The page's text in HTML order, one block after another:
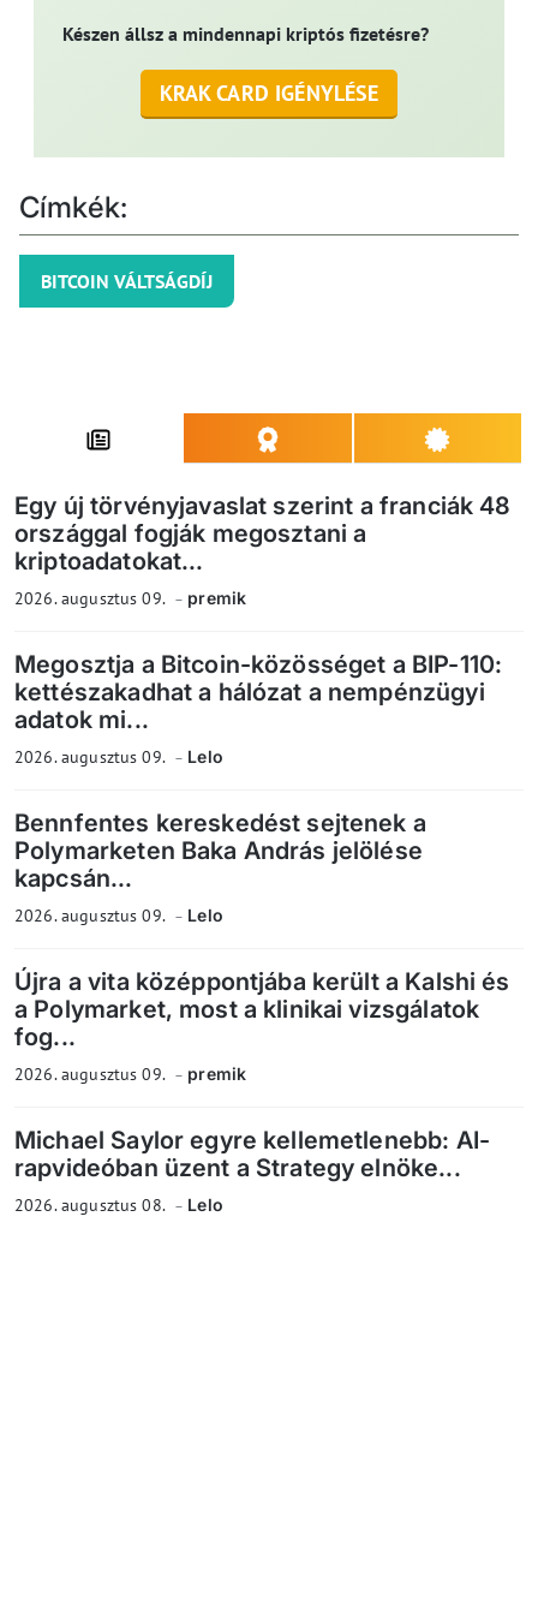
Készen állsz a mindennapi kriptós fizetésre?
KRAK CARD IGÉNYLÉSE
Címkék:
BITCOIN VÁLTSÁGDÍJ
Egy új törvényjavaslat szerint a franciák 48
országgal fogják megosztani a
kriptoadatokat...
2026. augusztus 09. premik
Megosztja a Bitcoin-közösséget a BIP-110:
kettészakadhat a hálózat a nempénzügyi
adatok mi...
2026. augusztus 09. Lelo
Bennfentes kereskedést sejtenek a
Polymarketen Baka András jelölése
kapcsán...
2026. augusztus 09. Lelo
Újra a vita középpontjába került a Kalshi és
a Polymarket, most a klinikai vizsgálatok
fog...
2026. augusztus 09. premik
Michael Saylor egyre kellemetlenebb: AI-
rapvideóban üzent a Strategy elnöke...
2026. augusztus 08. Lelo